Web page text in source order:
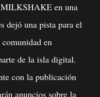
MILKSHAKE en una
dejó una pista para el
en
de la isla digital.
con la publicación
anuncios sobre la